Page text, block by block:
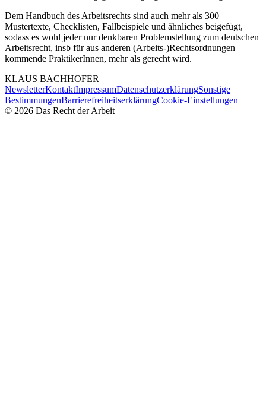
Dem Handbuch des Arbeitsrechts sind auch mehr als 300
Mustertexte, Checklisten, Fallbeispiele und ähnliches beigefügt,
sodass es wohl jeder nur denkbaren Problemstellung zum deutschen
Arbeitsrecht, insb für aus anderen (Arbeits-)Rechtsordnungen
kommende PraktikerInnen, mehr als gerecht wird.
KLAUS BACHHOFER
NewsletterKontaktImpressumDatenschutzerklärungSonstige
BestimmungenBarrierefreiheitserklärungCookie-Einstellungen
© 2026 Das Recht der Arbeit